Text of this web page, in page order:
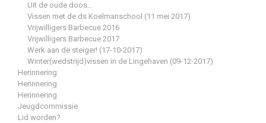
Uit de oude doos…
Vissen met de ds Koelmanschool (11 mei 2017)
Vrijwilligers Barbecue 2016
Vrijwilligers Barbecue 2017
Werk aan de steiger! (17-10-2017)
Winter(wedstrijd)vissen in de Lingehaven (09-12-2017)
Herinnering
Herinnering
Herinnering
Jeugdcommissie
Lid worden?